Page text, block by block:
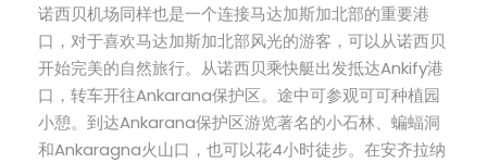
诺西贝机场同样也是一个连接马达加斯加北部的重要港
口，对于喜欢马达加斯加北部风光的游客，可以从诺西贝
开始完美的自然旅行。从诺西贝乘快艇出发抵达Ankify港
口，转车开往Ankarana保护区。途中可参观可可种植园
小憩。到达Ankarana保护区游览著名的小石林、蝙蝠洞
和Ankaragna火山口，也可以花4小时徒步。在安齐拉纳